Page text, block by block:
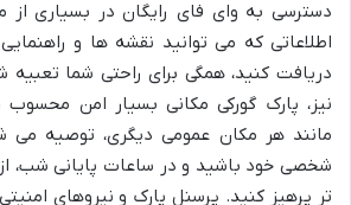
دسترسی به وای فای رایگان در بسیاری
اطلاعاتی که می توانید نقشه ها و
دریافت کنید، همگی برای راحتی شما تعبیه
نیز، پارک گورکی مکانی بسیار امن
مانند هر مکان عمومی دیگری، توصیه می
شخصی خود باشید و در ساعات پایانی شب،
تر پرهیز کنید. پرسنل پارک و نیروهای